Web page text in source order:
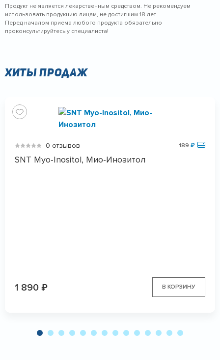
воспалительных процессов. Это способствует
созданию более здорового и упругого кожного
покрова.
Продукт не является лекарственным средством. Не рекомендуем
использовать продукцию лицам, не достигшим 18 лет.
Перед началом приема любого продукта обязательно
проконсультируйтесь у специалиста!
Хиты продаж
0 отзывов 189 ₽
SNT Myo-Inositol, Мио-Инозитол
1 890 ₽ В КОРЗИНУ